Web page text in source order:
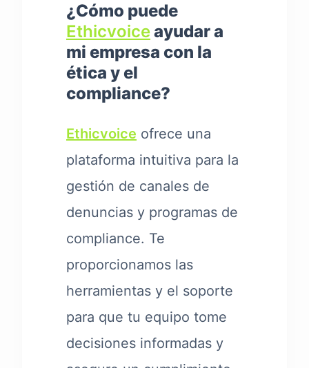
¿Cómo puede
Ethicvoiceayudar a
mi empresa con la
ética y el
compliance?
Ethicvoice ofrece una
plataforma intuitiva para la
gestión de canales de
denuncias y programas de
compliance. Te
proporcionamos las
herramientas y el soporte
para que tu equipo tome
decisiones informadas y